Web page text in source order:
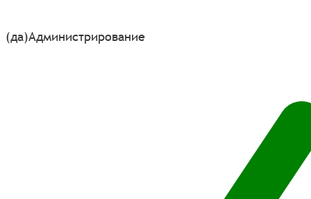
(да)Администрирование